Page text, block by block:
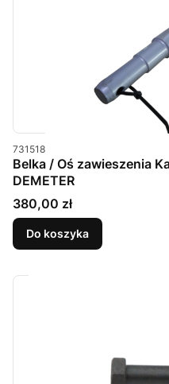
Kod produktu
731518
Belka / Oś zawieszenia
DEMETER
Cena
380,00 zł
Do koszyka